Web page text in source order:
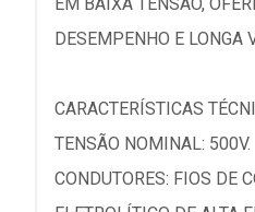
DESEMPENHO E LONGA
CARACTERÍSTICAS
TENSÃO NOMINAL: 500V.
CONDUTORES: FIOS DE